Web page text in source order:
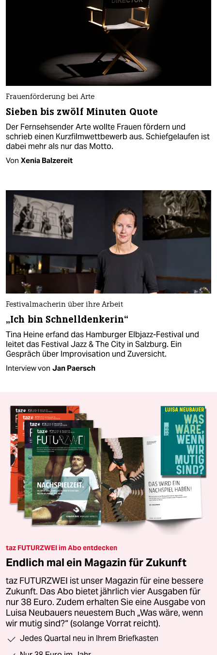
Frauenförderung bei Arte
Sieben bis zwölf Minuten Quote
Der Fernsehsender Arte wollte Frauen fördern und
schrieb einen Kurzfilmwettbewerb aus. Schiefgelaufen ist
dabei mehr als nur das Motto.
Von Xenia Balzereit
Festivalmacherin über ihre Arbeit
„Ich bin Schnelldenkerin“
Tina Heine erfand das Hamburger Elbjazz-Festival und
leitet das Festival Jazz & The City in Salzburg. Ein
Gespräch über Improvisation und Zuversicht.
Interview von Jan Paersch
taz FUTURZWEI im Abo entdecken
Endlich mal ein Magazin für Zukunft
taz FUTURZWEI ist unser Magazin für eine bessere
Zukunft. Das Abo bietet jährlich vier Ausgaben für
nur 38 Euro. Zudem erhalten Sie eine Ausgabe von
Luisa Neubauers neuestem Buch „Was wäre, wenn
wir mutig sind?“ (solange Vorrat reicht).
Jedes Quartal neu in Ihrem Briefkasten